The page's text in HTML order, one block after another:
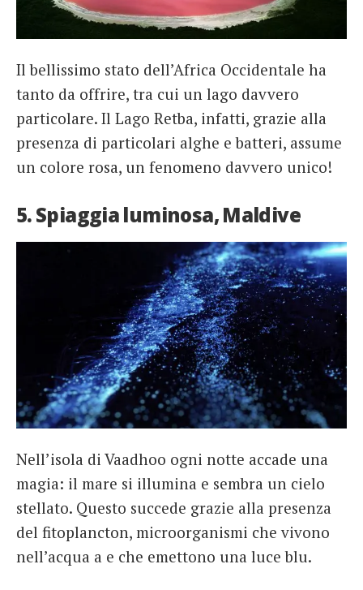
Il bellissimo stato dell’Africa Occidentale ha
tanto da offrire, tra cui un lago davvero
particolare. Il Lago Retba, infatti, grazie alla
presenza di particolari alghe e batteri, assume
un colore rosa, un fenomeno davvero unico!
5. Spiaggia luminosa, Maldive
Nell’isola di Vaadhoo ogni notte accade una
magia: il mare si illumina e sembra un cielo
stellato. Questo succede grazie alla presenza
del fitoplancton, microorganismi che vivono
nell’acqua a e che emettono una luce blu.